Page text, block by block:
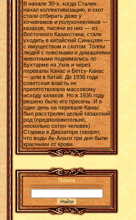
В начале 30-х, когда Сталин
начал коллективизацию, и скот
стали отбирать даже у
кочевников и полукочевников —
казахов, тысячи из них — из
Восточного Казахстана, стали
уходить в китайский Синьцзян —
с имуществом и скотом. Толпы
людей с повозками и домашними
животными поднимались по
Бухтарме на Укок и через
перевалы Канас и Бетсу-Канас
— шли в Китай. До 1936 года
советская власть не
препятствовала массовому
исходу казахов. Но в 1936 году
решено было его пресечь. И в
один день на перевале Канас
был расстрелян целый казахский
род (предположительно,
несколько сотен человек).
Старики в Джазаторе говорят,
что воды Ак-Алахи три дня были
красными от крови
Поиск